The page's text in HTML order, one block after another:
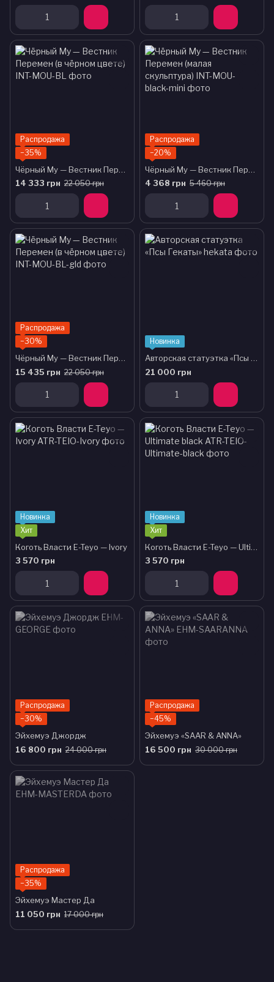
Распродажа
−35%
Чёрный Му — Вестник Перемен (в чёрном цвете)
14 333 грн 22 050 грн
Распродажа
−20%
Чёрный Му — Вестник Перемен (малая скульптура)
4 368 грн 5 460 грн
Распродажа
−30%
Чёрный Му — Вестник Перемен (в чёрном цвете)
15 435 грн 22 050 грн
Новинка
Авторская статуэтка «Псы Гекаты»
21 000 грн
Новинка
Хит
Коготь Власти E-Teyo — Ivory
3 570 грн
Новинка
Хит
Коготь Власти E-Teyo — Ultimate black
3 570 грн
Распродажа
−30%
Эйхемуэ Джордж
16 800 грн 24 000 грн
Распродажа
−45%
Эйхемуэ «SAAR & ANNA»
16 500 грн 30 000 грн
Распродажа
−35%
Эйхемуэ Мастер Да
11 050 грн 17 000 грн